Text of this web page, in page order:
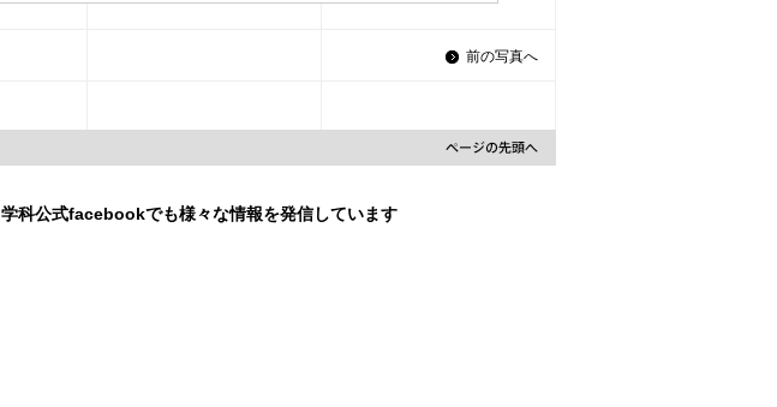
前の写真へ
学科公式facebookでも様々な情報を発信しています